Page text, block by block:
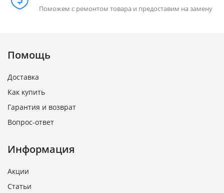
Поможем с ремонтом товара и предоставим на замену
Помощь
Доставка
Как купить
Гарантия и возврат
Вопрос-ответ
Информация
Акции
Статьи